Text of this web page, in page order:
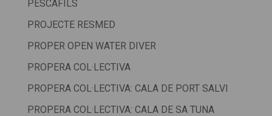
PESCAFILS
PROJECTE RESMED
PROPER OPEN WATER DIVER
PROPERA COL·LECTIVA
PROPERA COL·LECTIVA: CALA DE PORT SALVI
PROPERA COL·LECTIVA: CALA DE SA TUNA